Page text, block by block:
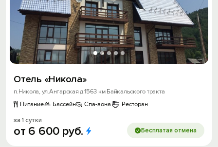
Отель «Никола»
п.Никола, ул.Ангарская д.1563 км Байкальского тракта
Питание
Бассейн Спа-зона Ресторан
за 1 сутки
от 6 600 руб. Бесплатая отмена